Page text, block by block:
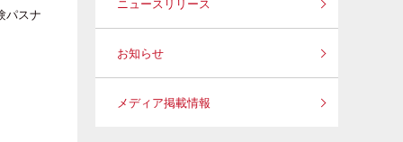
パスナ
ニュースリリース
お知らせ
メディア掲載情報